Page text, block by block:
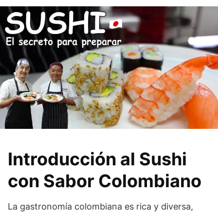
Introducción al Sushi
con Sabor Colombiano
La gastronomía colombiana es rica y diversa,